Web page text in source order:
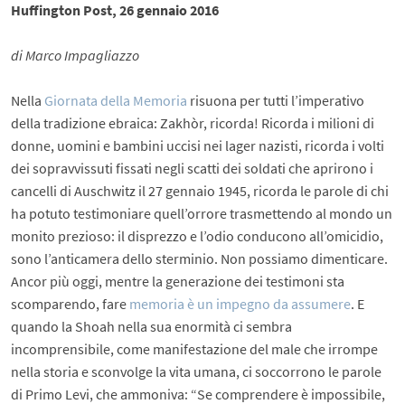
Huffington Post, 26 gennaio 2016
di Marco Impagliazzo
Nella Giornata della Memoria risuona per tutti l’imperativo
della tradizione ebraica: Zakhòr, ricorda! Ricorda i milioni di
donne, uomini e bambini uccisi nei lager nazisti, ricorda i volti
dei sopravvissuti fissati negli scatti dei soldati che aprirono i
cancelli di Auschwitz il 27 gennaio 1945, ricorda le parole di chi
ha potuto testimoniare quell’orrore trasmettendo al mondo un
monito prezioso: il disprezzo e l’odio conducono all’omicidio,
sono l’anticamera dello sterminio. Non possiamo dimenticare.
Ancor più oggi, mentre la generazione dei testimoni sta
scomparendo, fare memoria è un impegno da assumere. E
quando la Shoah nella sua enormità ci sembra
incomprensibile, come manifestazione del male che irrompe
nella storia e sconvolge la vita umana, ci soccorrono le parole
di Primo Levi, che ammoniva: “Se comprendere è impossibile,